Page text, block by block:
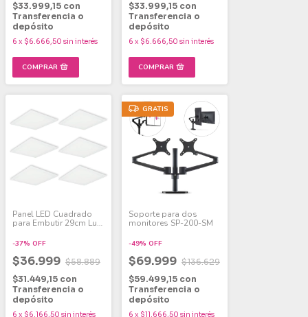
$33.999,15 con
Transferencia o
depósito
6 x $6.666,50 sin interés
$33.999,15 con
Transferencia o
depósito
6 x $6.666,50 sin interés
Panel LED Cuadrado
para Embutir 29cm Luz
-37% OFF
$36.999 $58.889
$31.449,15 con
Transferencia o
depósito
6 x $6.166,50 sin interés
GRATIS
Soporte para dos
monitores SP-200-SM
-49% OFF
$69.999 $136.629
$59.499,15 con
Transferencia o
depósito
6 x $11.666,50 sin interés